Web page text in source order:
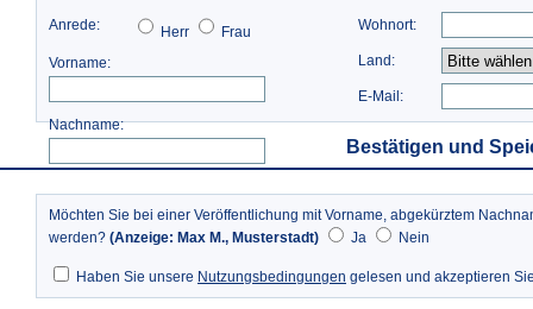
Anrede: Herr
Frau
Vorname:
Nachname:
Wohnort:
Land:
E-Mail:
Bestätigen und
Möchten Sie bei einer Veröffentlichung mit Vorname, abgekürztem
werden? (Anzeige: Max M., Musterstadt) Ja Nein
Haben Sie unsere Nutzungsbedingungen gelesen und akzeptieren